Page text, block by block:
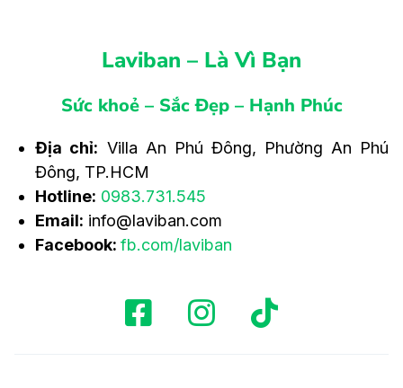
Laviban – Là Vì Bạn
Sức khoẻ – Sắc Đẹp – Hạnh Phúc
Địa chỉ: Villa An Phú Đông, Phường An Phú
Đông, TP.HCM
Hotline: 0983.731.545
Email: info@laviban.com
Facebook:fb.com/laviban